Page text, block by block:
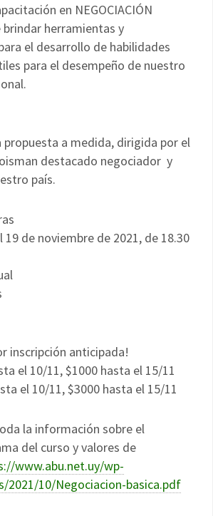
en NEGOCIACIÓN
brindar herramientas y
el desarrollo de habilidades
para el desempeño de nuestro
propuesta a medida, dirigida por el
destacado negociador y
país.
19 de noviembre de 2021, de 18.30
inscripción anticipada!
el 10/11, $1000 hasta el 15/11
el 10/11, $3000 hasta el 15/11
la información sobre el
del curso y valores de
www.abu.net.uy/wp-
2021/10/Negociacion-basica.pdf